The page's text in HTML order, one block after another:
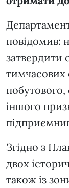
повідомив:
затвердити
тимчасових
іншого
Згідно з
двох
також із